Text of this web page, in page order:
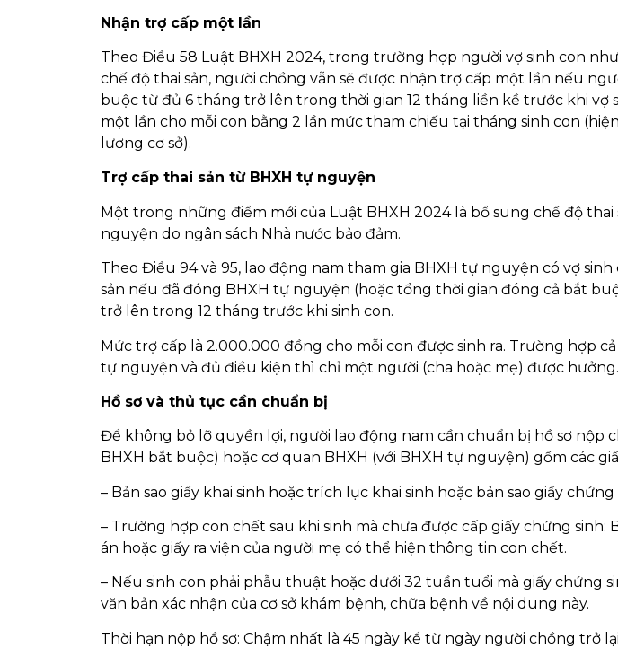
Nhận trợ cấp một lần
Theo Điều 58 Luật BHXH 2024, trong trường hợp người vợ sinh con
chế độ thai sản, người chồng vẫn sẽ được nhận trợ cấp một lần nếu
buộc từ đủ 6 tháng trở lên trong thời gian 12 tháng liền kề trước khi vợ
một lần cho mỗi con bằng 2 lần mức tham chiếu tại tháng sinh con
lương cơ sở).
Trợ cấp thai sản từ BHXH tự nguyện
Một trong những điểm mới của Luật BHXH 2024 là bổ sung chế độ thai
nguyện do ngân sách Nhà nước bảo đảm.
Theo Điều 94 và 95, lao động nam tham gia BHXH tự nguyện có vợ
sản nếu đã đóng BHXH tự nguyện (hoặc tổng thời gian đóng cả bắt
trở lên trong 12 tháng trước khi sinh con.
Mức trợ cấp là 2.000.000 đồng cho mỗi con được sinh ra. Trường hợp
tự nguyện và đủ điều kiện thì chỉ một người (cha hoặc mẹ) được hưởng.
Hồ sơ và thủ tục cần chuẩn bị
Để không bỏ lỡ quyền lợi, người lao động nam cần chuẩn bị hồ sơ nộp
BHXH bắt buộc) hoặc cơ quan BHXH (với BHXH tự nguyện) gồm các
– Bản sao giấy khai sinh hoặc trích lục khai sinh hoặc bản sao giấy chứng
– Trường hợp con chết sau khi sinh mà chưa được cấp giấy chứng sinh:
án hoặc giấy ra viện của người mẹ có thể hiện thông tin con chết.
– Nếu sinh con phải phẫu thuật hoặc dưới 32 tuần tuổi mà giấy chứng
văn bản xác nhận của cơ sở khám bệnh, chữa bệnh về nội dung này.
Thời hạn nộp hồ sơ: Chậm nhất là 45 ngày kể từ ngày người chồng trở